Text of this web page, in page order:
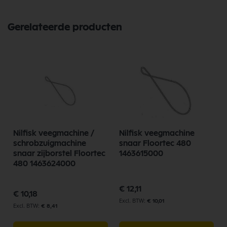
Gerelateerde producten
Nilfisk veegmachine /
schrobzuigmachine
snaar zijborstel Floortec
480 1463624000
€ 10,18
€ 8,41
Nilfisk veegmachine
snaar Floortec 480
1463615000
€ 12,11
€ 10,01